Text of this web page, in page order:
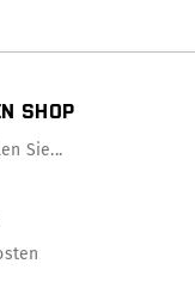
SHOP
Sie...